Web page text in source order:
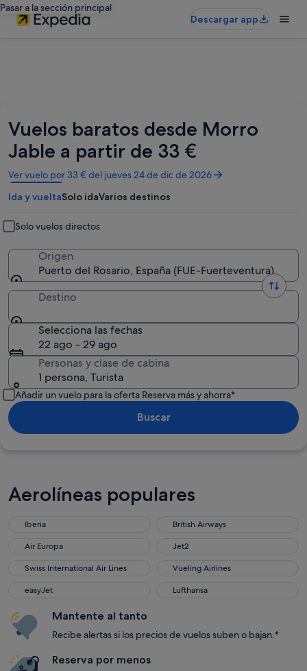
Pasar a la sección principal
Descargar app
Vuelos baratos desde Morro
Jable a partir de 33 €
Ver vuelo por 33 € del jueves 24 de dic de 2026
Se
abre
en
ventana
nueva
Ida y vueltaSolo idaVarios destinos
Solo vuelos directos
Origen
Puerto del Rosario, España (FUE-Fuerteventura)
Destino
Selecciona las fechas
22 ago - 29 ago
Personas y clase de cabina
1 persona, Turista
Añadir un vuelo para la oferta Reserva más y ahorra*
Buscar
Aerolíneas populares
Iberia
British Airways
Air Europa
Jet2
Swiss International Air Lines
Vueling Airlines
easyJet
Lufthansa
Mantente al tanto
Recibe alertas si los precios de vuelos suben o bajan.*
Reserva por menos